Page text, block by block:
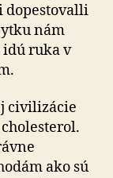
dopestovalli
nám
ruka v
civilizácie
ako sú